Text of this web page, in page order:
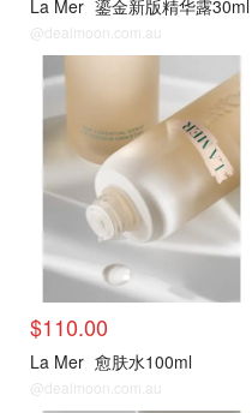
La Mer 鎏金新版精华露30ml
@dealmoon.com.au
热门单品
$110.00
La Mer 愈肤水100ml
@dealmoon.com.au